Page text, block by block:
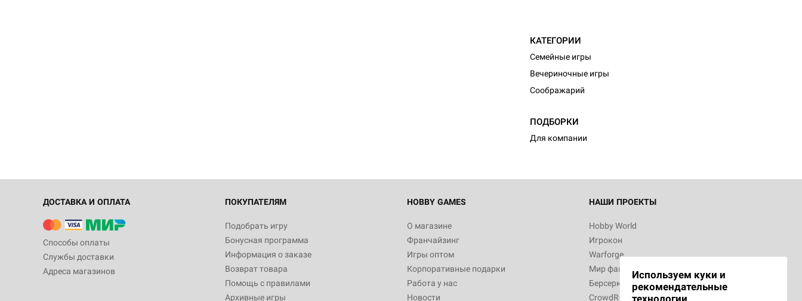
КАТЕГОРИИ
Семейные игры
Вечериночные игры
Соображарий
ПОДБОРКИ
Для компании
ДОСТАВКА И ОПЛАТА
Способы оплаты
Службы доставки
Адреса магазинов
ПОКУПАТЕЛЯМ
Подобрать игру
Бонусная программа
Информация о заказе
Возврат товара
Помощь с правилами
Архивные игры
HOBBY GAMES
О магазине
Франчайзинг
Игры оптом
Корпоративные подарки
Работа у нас
Новости
НАШИ ПРОЕКТЫ
Hobby World
Игрокон
Warforge
Мир фантастики
Берсерк
CrowdRepublic
Используем куки и
рекомендательные
технологии